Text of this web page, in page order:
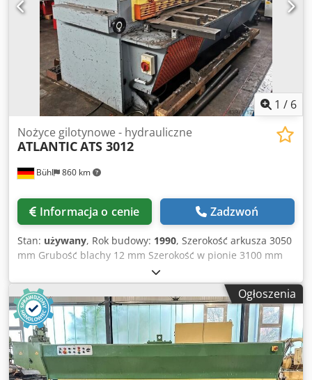
1 / 6
Bühl 860 km
Nożyce gilotynowe - hydrauliczne
ATLANTICATS 3012
Informacja o cenie Zadzwoń
Stan: używany, Rok budowy: 1990, Szerokość arkusza 3050
mm Grubość blachy 12 mm Szerokość w pionie 3100 mm
Wysokość stołu nad podłogą 900 mm Dsdpfx Aqou Uu
Smeqskr Regulacja kąta cięcia 0,5 - 3° Częstotliwość skoków
6 - 13 skoków/min Zderzak tylny - regulowany 1000 mm
Uchwyt dolny 18 szt. Pojemność oleju 350 litrów Całkowite
zapotrzebowanie mocy 22,5 kW Masa maszyny ok. 8 ton
Wymiary maszyny dł. x szer. x wys. 3,96 x 2,10 x 2,22 m - z
regulacją szczeliny cięcia - Akcesoria: elektryczny zderzak
tylny, zapasowy brzeszczot
Ogłoszenia